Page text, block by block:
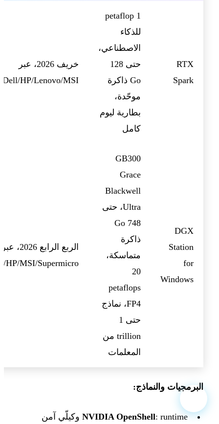
RTX
Spark
1 petaflop
للذكاء
الاصطناعي،
حتى 128
Go ذاكرة
موحّدة،
بطارية ليوم
كامل
خريف 2026، عبر
Dell/HP/Lenovo/MSI
DGX
Station
for
Windows
GB300
Grace
Blackwell
Ultra، حتى
748 Go
ذاكرة
متماسكة،
20
petaflops
FP4، نماذج
حتى 1
trillion من
المعلمات
الربع الرابع 2026، عبر
HP/MSI/Supermicro
البرمجيات والنماذج:
NVIDIA OpenShell : runtime وكيلّي آمن